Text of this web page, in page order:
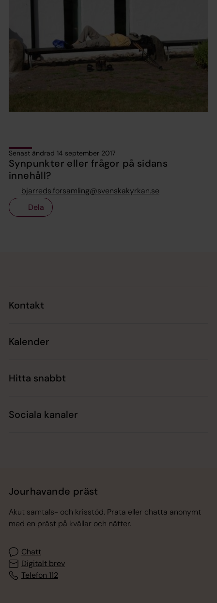
Senast ändrad 14 september 2017
Synpunkter eller frågor på sidans
innehåll?
bjarreds.forsamling@svenskakyrkan.se
Dela
Kontakt
Kalender
Hitta snabbt
Sociala kanaler
Jourhavande präst
Akut samtals- och krisstöd. Prata eller chatta anonymt
med en präst på kvällar och nätter.
Chatt
Digitalt brev
Telefon 112